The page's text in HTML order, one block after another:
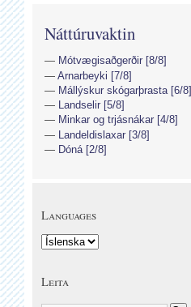
Náttúruvaktin
Mótvægisaðgerðir [8/8]
Arnarbeyki [7/8]
Mállýskur skógarþrasta [6/8]
Landselir [5/8]
Minkar og trjásnákar [4/8]
Landeldislaxar [3/8]
Dóná [2/8]
Languages
Leita